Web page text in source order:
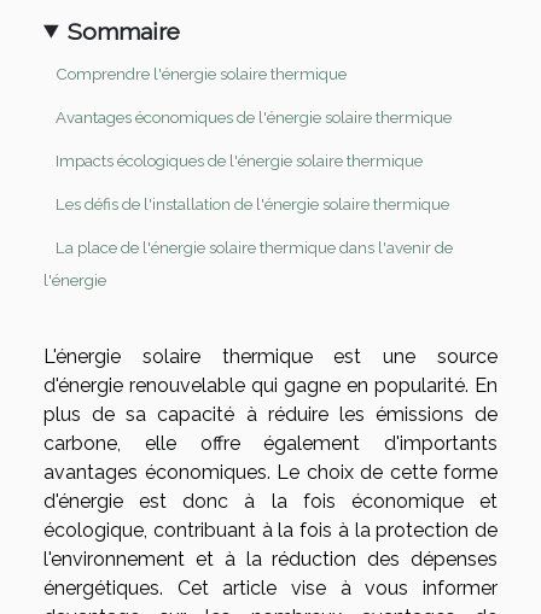
Sommaire
Comprendre l'énergie solaire thermique
Avantages économiques de l'énergie solaire thermique
Impacts écologiques de l'énergie solaire thermique
Les défis de l'installation de l'énergie solaire thermique
La place de l'énergie solaire thermique dans l'avenir de
l'énergie
L'énergie solaire thermique est une source
d'énergie renouvelable qui gagne en popularité. En
plus de sa capacité à réduire les émissions de
carbone, elle offre également d'importants
avantages économiques. Le choix de cette forme
d'énergie est donc à la fois économique et
écologique, contribuant à la fois à la protection de
l'environnement et à la réduction des dépenses
énergétiques. Cet article vise à vous informer